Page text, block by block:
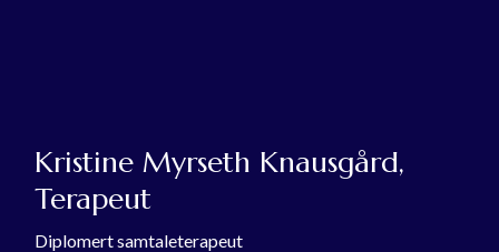
Kristine Myrseth Knausgård,
Terapeut
Diplomert samtaleterapeut